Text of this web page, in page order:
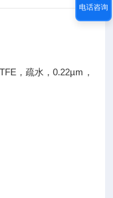
，疏水，0.22µm，
电话咨询